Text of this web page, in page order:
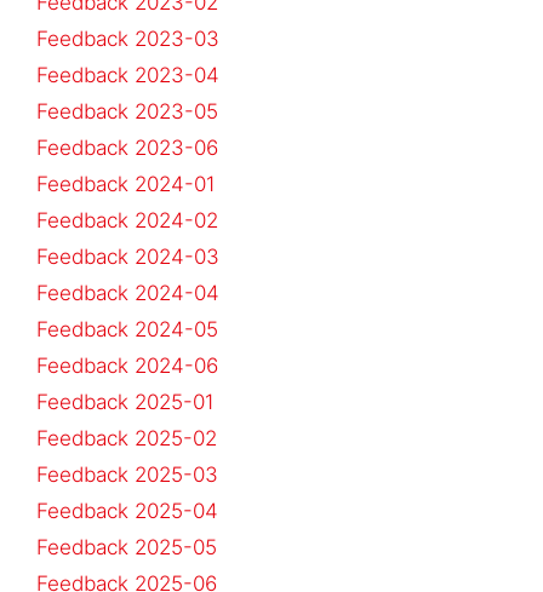
Feedback 2023-03
Feedback 2023-04
Feedback 2023-05
Feedback 2023-06
Feedback 2024-01
Feedback 2024-02
Feedback 2024-03
Feedback 2024-04
Feedback 2024-05
Feedback 2024-06
Feedback 2025-01
Feedback 2025-02
Feedback 2025-03
Feedback 2025-04
Feedback 2025-05
Feedback 2025-06